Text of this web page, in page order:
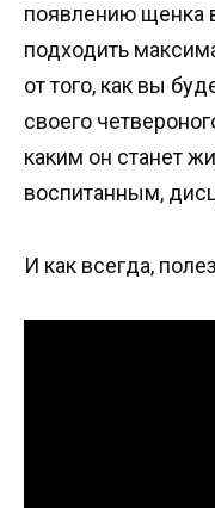
появлению щенка
подходить
от того, как вы
своего
каким он станет
воспитанным,
И как всегда,